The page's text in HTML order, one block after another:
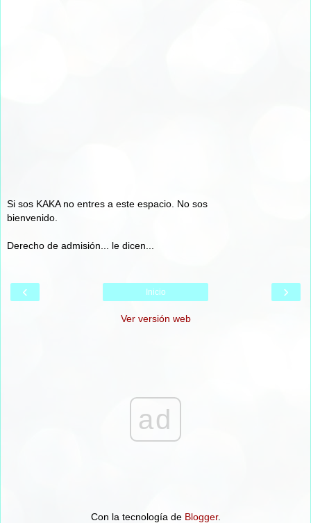
Si sos KAKA no entres a este espacio. No sos
bienvenido.
Derecho de admisión... le dicen...
‹ ›
Inicio
Ver versión web
ad
Con la tecnología de Blogger.